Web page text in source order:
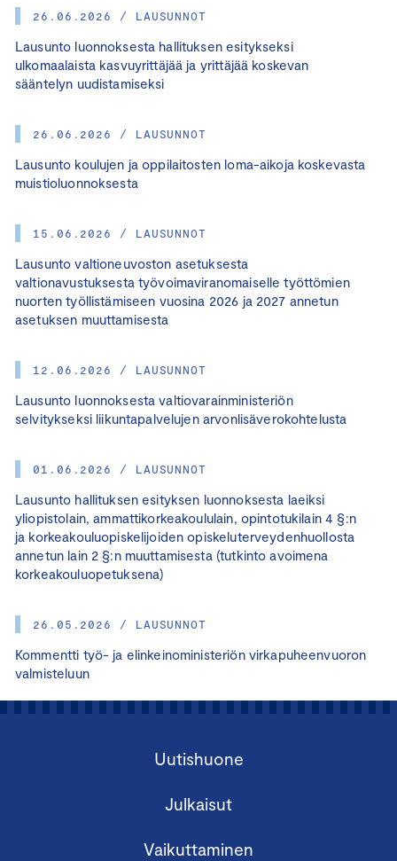
26.06.2026 / LAUSUNNOT
Lausunto luonnoksesta hallituksen esitykseksi
ulkomaalaista kasvuyrittäjää ja yrittäjää koskevan
sääntelyn uudistamiseksi
26.06.2026 / LAUSUNNOT
Lausunto koulujen ja oppilaitosten loma-aikoja koskevasta
muistioluonnoksesta
15.06.2026 / LAUSUNNOT
Lausunto valtioneuvoston asetuksesta
valtionavustuksesta työvoimaviranomaiselle työttömien
nuorten työllistämiseen vuosina 2026 ja 2027 annetun
asetuksen muuttamisesta
12.06.2026 / LAUSUNNOT
Lausunto luonnoksesta valtiovarainministeriön
selvitykseksi liikuntapalvelujen arvonlisäverokohtelusta
01.06.2026 / LAUSUNNOT
Lausunto hallituksen esityksen luonnoksesta laeiksi
yliopistolain, ammattikorkeakoululain, opintotukilain 4 §:n
ja korkeakouluopiskelijoiden opiskeluterveydenhuollosta
annetun lain 2 §:n muuttamisesta (tutkinto avoimena
korkeakouluopetuksena)
26.05.2026 / LAUSUNNOT
Kommentti työ- ja elinkeinoministeriön virkapuheenvuoron
valmisteluun
Uutishuone
Julkaisut
Vaikuttaminen